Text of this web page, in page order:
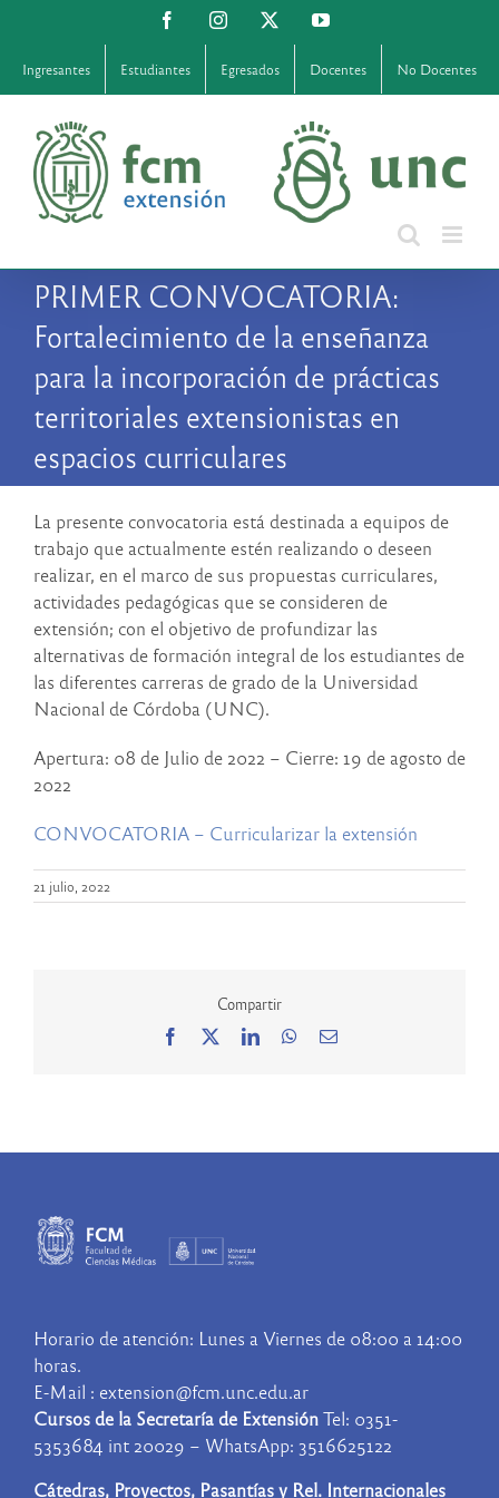
contenido
FacebookInstagram YouTube
Ingresantes Estudiantes Egresados Docentes No Docentes
PRIMER CONVOCATORIA:
Fortalecimiento de la enseñanza
para la incorporación de prácticas
territoriales extensionistas en
espacios curriculares
La presente convocatoria está destinada a equipos de
trabajo que actualmente estén realizando o deseen
realizar, en el marco de sus propuestas curriculares,
actividades pedagógicas que se consideren de
extensión; con el objetivo de profundizar las
alternativas de formación integral de los estudiantes de
las diferentes carreras de grado de la Universidad
Nacional de Córdoba (UNC).
Apertura: 08 de Julio de 2022 – Cierre: 19 de agosto de
2022
CONVOCATORIA – Curricularizar la extensión
21 julio, 2022
Compartir
Facebook LinkedInWhatsApp
Correo
Horario de atención: Lunes a Viernes de 08:00 a 14:00
horas.
E-Mail : extension@fcm.unc.edu.ar
Cursos de la Secretaría de ExtensiónTel: 0351-
5353684 int 20029 – WhatsApp: 3516625122
Cátedras, Proyectos, Pasantías y Rel. Internacionales